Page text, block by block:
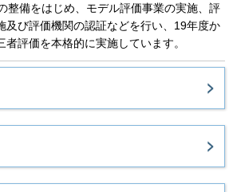
整備をはじめ、モデル評価事業の実施、評
及び評価機関の認証などを行い、19年度か
評価を本格的に実施しています。